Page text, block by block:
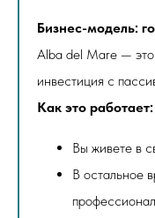
Бизнес-модель:
Alba del Mare — это
инвестиция с
Как это работает:
Вы живете в
В остальное